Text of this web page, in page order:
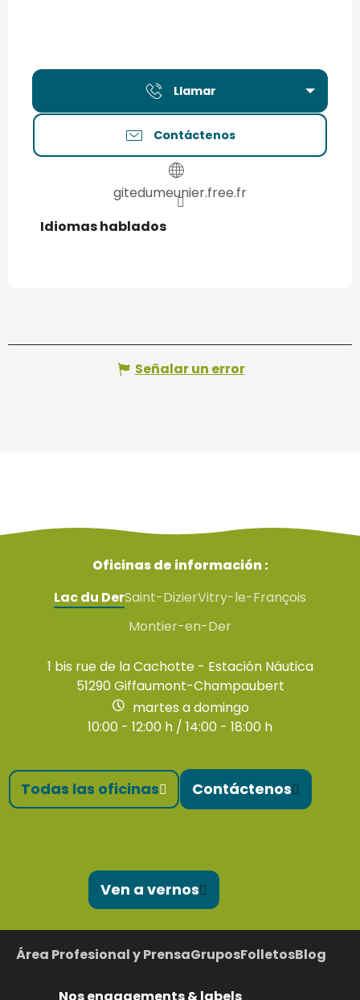
Llamar
Contáctenos
gitedumeunier.free.fr
Idiomas hablados
Idiomas hablados
Señalar un error
Oficinas de información :
Lac du DerSaint-DizierVitry-le-François
Montier-en-Der
1 bis rue de la Cachotte - Estación Náutica
51290 Giffaumont-Champaubert
martes a domingo
10:00 - 12:00 h / 14:00 - 18:00 h
Todas las oficinas Contáctenos
Ven a vernos
Área Profesional y PrensaGruposFolletosBlog